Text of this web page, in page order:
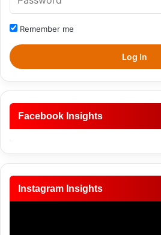
Remember me
Log In
Facebook Insights
Instagram Insights